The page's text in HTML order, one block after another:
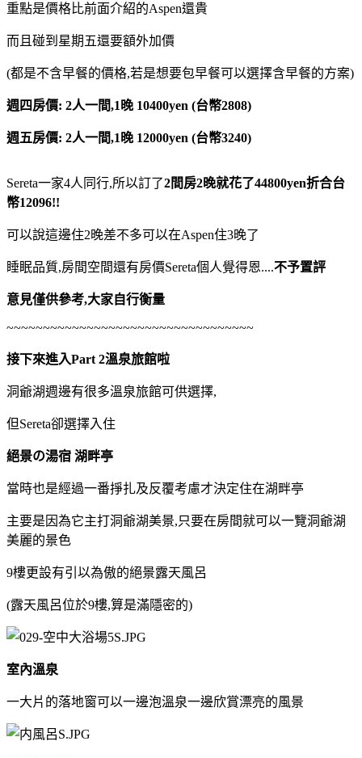
重點是價格比前面介紹的Aspen還貴
而且碰到星期五還要額外加價
(都是不含早餐的價格,若是想要包早餐可以選擇含早餐的方案)
週四房價: 2人一間,1晚 10400yen (台幣2808)
週五房價: 2人一間,1晚 12000yen (台幣3240)
Sereta一家4人同行,所以訂了2間房2晚就花了44800yen折合台
幣12096!!
可以說這邊住2晚差不多可以在Aspen住3晚了
睡眠品質,房間空間還有房價Sereta個人覺得恩....不予置評
意見僅供參考,大家自行衡量
~~~~~~~~~~~~~~~~~~~~~~~~~~~~~~~~~~
接下來進入Part 2溫泉旅館啦
洞爺湖週邊有很多溫泉旅館可供選擇,
但Sereta卻選擇入住
絕景の湯宿 湖畔亭
當時也是經過一番掙扎及反覆考慮才決定住在湖畔亭
主要是因為它主打洞爺湖美景,只要在房間就可以一覽洞爺湖
美麗的景色
9樓更設有引以為傲的絕景露天風呂
(露天風呂位於9樓,算是滿隱密的)
室內溫泉
一大片的落地窗可以一邊泡溫泉一邊欣賞漂亮的風景